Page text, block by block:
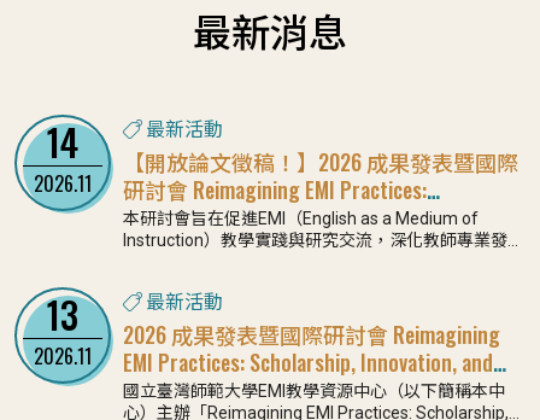
最新消息
14
2026.11
最新活動
【開放論文徵稿！】2026 成果發表暨國際
研討會 Reimagining EMI Practices:
Scholarship, Innovation, and Collaboration
本研討會旨在促進EMI（English as a Medium of
Instruction）教學實踐與研究交流，深化教師專業發展
SoTL（Scholarship of Teaching and Learning）研究
成果之交流平台。透過教師增能培訓、專業社群、觀
議課與教學實踐研究經驗之分享，促進EMI教學現場之
反思、轉化與持續精進。同時，本研討會亦關注 EMI與
高等教育國際化之連結，鼓勵教師探討COIL、跨國協
作與全球夥伴關係在EMI課程中的應用，進一步強化跨
13
2026.11
最新活動
2026 成果發表暨國際研討會 Reimagining
EMI Practices: Scholarship, Innovation, and
Collaboration
國立臺灣師範大學EMI教學資源中心（以下簡稱本中
心）主辦「Reimagining EMI Practices: Scholarship,